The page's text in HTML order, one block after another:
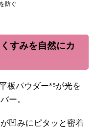
防ぐ
すみを自然にカ
板パウダー*⁵が光を
ー。
凹みにピタッと密着